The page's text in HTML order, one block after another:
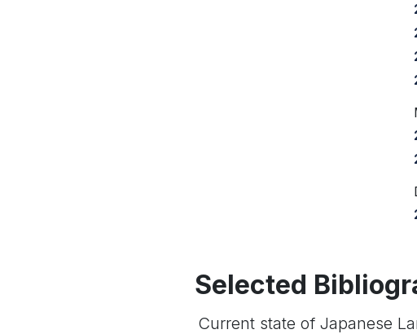
Selected
Current state of Japanese